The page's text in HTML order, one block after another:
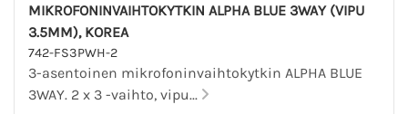
MIKROFONINVAIHTOKYTKIN ALPHA BLUE 3WAY (VIPU
3.5MM), KOREA
742-FS3PWH-2
3-asentoinen mikrofoninvaihtokytkin ALPHA BLUE
3WAY. 2 x 3 -vaihto, vipu...